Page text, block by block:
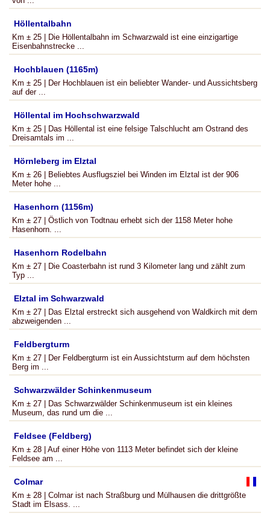
Höllentalbahn
Km ± 25 | Die Höllentalbahn im Schwarzwald ist eine einzigartige
Eisenbahnstrecke ...
Hochblauen (1165m)
Km ± 25 | Der Hochblauen ist ein beliebter Wander- und Aussichtsberg
auf der ...
Höllental im Hochschwarzwald
Km ± 25 | Das Höllental ist eine felsige Talschlucht am Ostrand des
Dreisamtals im ...
Hörnleberg im Elztal
Km ± 26 | Beliebtes Ausflugsziel bei Winden im Elztal ist der 906
Meter hohe ...
Hasenhorn (1156m)
Km ± 27 | Östlich von Todtnau erhebt sich der 1158 Meter hohe
Hasenhorn. ...
Hasenhorn Rodelbahn
Km ± 27 | Die Coasterbahn ist rund 3 Kilometer lang und zählt zum
Typ ...
Elztal im Schwarzwald
Km ± 27 | Das Elztal erstreckt sich ausgehend von Waldkirch mit dem
abzweigenden ...
Feldbergturm
Km ± 27 | Der Feldbergturm ist ein Aussichtsturm auf dem höchsten
Berg im ...
Schwarzwälder Schinkenmuseum
Km ± 27 | Das Schwarzwälder Schinkenmuseum ist ein kleines
Museum, das rund um die ...
Feldsee (Feldberg)
Km ± 28 | Auf einer Höhe von 1113 Meter befindet sich der kleine
Feldsee am ...
Colmar
Km ± 28 | Colmar ist nach Straßburg und Mülhausen die drittgrößte
Stadt im Elsass. ...